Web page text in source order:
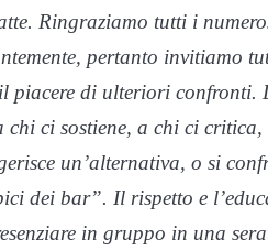
Ringraziamo tutti i
pertanto invitiamo
piacere di ulteriori confronti.
ci sostiene, a chi ci critica,
un’alternativa, o si
dei bar”. Il rispetto e
in gruppo in una